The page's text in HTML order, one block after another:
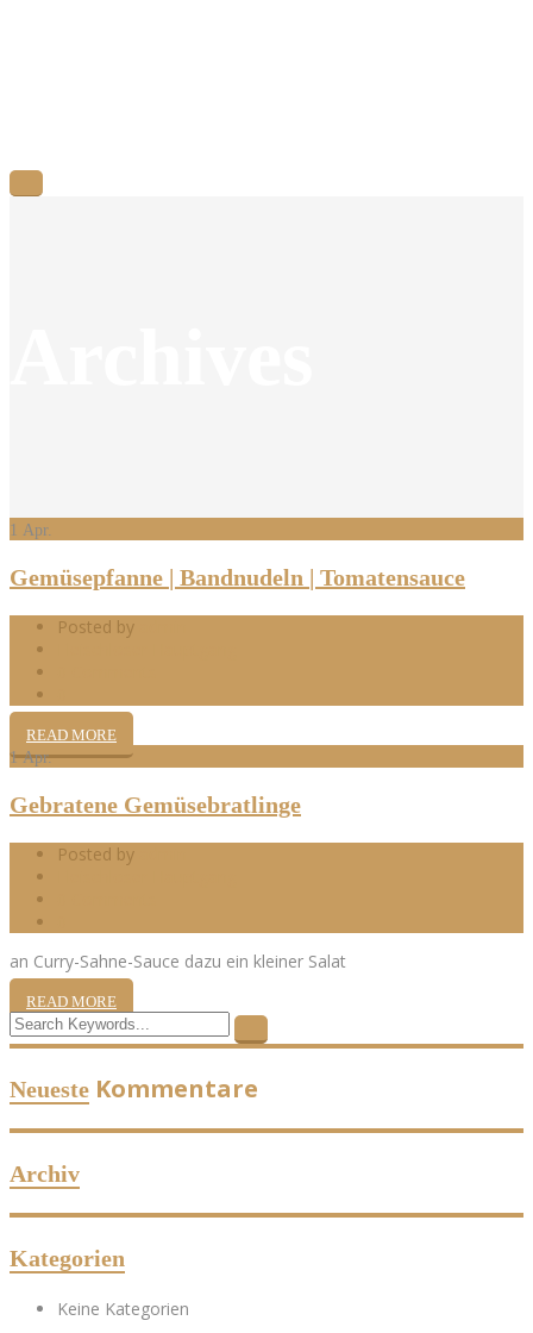
1 Apr.
Gemüsepfanne | Bandnudeln | Tomatensauce
Posted by
READ MORE
1 Apr.
Gebratene Gemüsebratlinge
Posted by
an Curry-Sahne-Sauce dazu ein kleiner Salat
READ MORE
Neueste Kommentare
Archiv
Kategorien
Keine Kategorien